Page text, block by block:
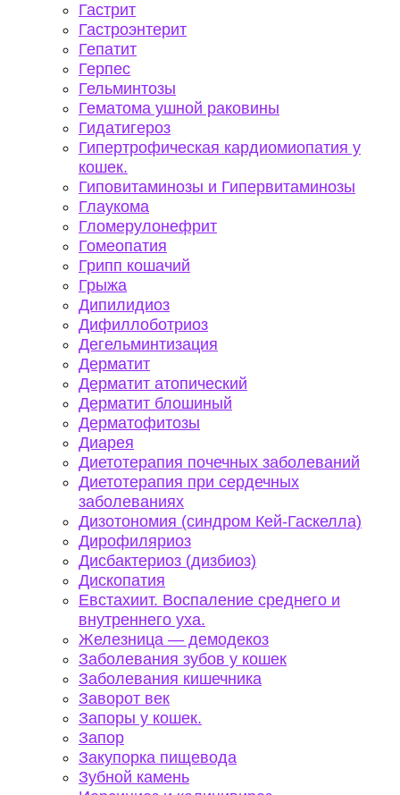
Гастрит
Гастроэнтерит
Гепатит
Герпес
Гельминтозы
Гематома ушной раковины
Гидатигероз
Гипертрофическая кардиомиопатия у
кошек.
Гиповитаминозы и Гипервитаминозы
Глаукома
Гломерулонефрит
Гомеопатия
Грипп кошачий
Грыжа
Дипилидиоз
Дифиллоботриоз
Дегельминтизация
Дерматит
Дерматит атопический
Дерматит блошиный
Дерматофитозы
Диарея
Диетотерапия почечных заболеваний
Диетотерапия при сердечных
заболеваниях
Дизотономия (синдром Кей-Гаскелла)
Дирофиляриоз
Дисбактериоз (дизбиоз)
Дископатия
Евстахиит. Воспаление среднего и
внутреннего уха.
Железница — демодекоз
Заболевания зубов у кошек
Заболевания кишечника
Заворот век
Запоры у кошек.
Запор
Закупорка пищевода
Зубной камень